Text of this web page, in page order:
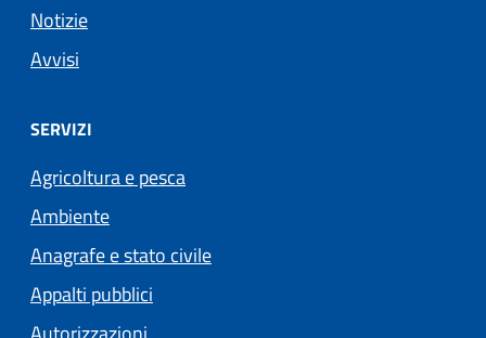
Notizie
Avvisi
SERVIZI
Agricoltura e pesca
Ambiente
Anagrafe e stato civile
Appalti pubblici